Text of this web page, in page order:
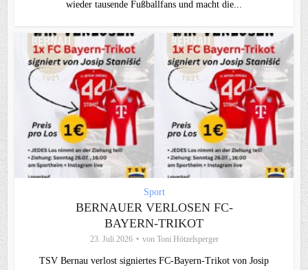
wieder tausende Fußballfans und macht die...
Sport
BERNAUER VERLOSEN FC-
BAYERN-TRIKOT
23. Juli 2026 von Toni Hötzelsperger
TSV Bernau verlost signiertes FC‑Bayern‑Trikot von Josip